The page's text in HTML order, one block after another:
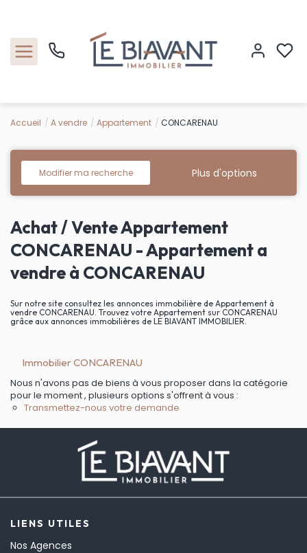
Nos biens
Nos agences
Contact
Accueil A vendre Appartement CONCARENAU
Modifier ma recherche Plus d'options
Achat / Vente Appartement
CONCARENAU - Appartement a
vendre à CONCARENAU
Sur notre site consultez les annonces immobilière de Appartement à
vendre CONCARENAU. Trouvez votre Appartement sur CONCARENAU
grâce aux annonces immobilières de LE BIAVANT IMMOBILIER.
Immobilier CONCARENAU
Nous n'avons pas de biens à vous proposer dans la catégorie
pour le moment , plusieurs options s'offrent à vous :
Transmettez-nous votre demande
LIENS UTILES
Nos Agences